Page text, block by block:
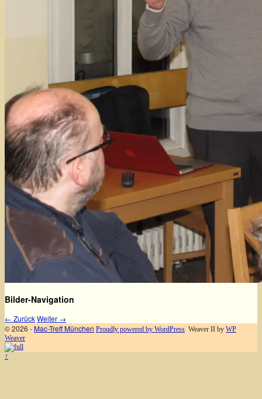
Bilder-Navigation
← ZurückWeiter →
© 2026 -Mac-Treff München Proudly powered by WordPress Weaver II by WP
Weaver
↑